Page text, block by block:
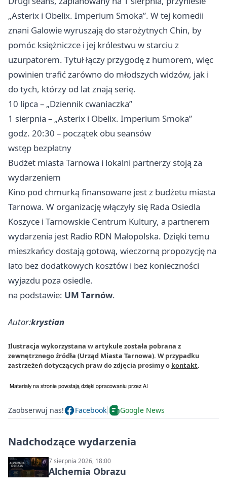
„Asterix i Obelix. Imperium Smoka”. W tej komedii
znani Galowie wyruszają do starożytnych Chin, by
pomóc księżniczce i jej królestwu w starciu z
uzurpatorem. Tytuł łączy przygodę z humorem, więc
powinien trafić zarówno do młodszych widzów, jak i
do tych, którzy od lat znają serię.
10 lipca – „Dziennik cwaniaczka”
1 sierpnia – „Asterix i Obelix. Imperium Smoka”
godz. 20:30 – początek obu seansów
wstęp bezpłatny
Budżet miasta Tarnowa i lokalni partnerzy stoją za
wydarzeniem
Kino pod chmurką finansowane jest z budżetu miasta
Tarnowa. W organizację włączyły się Rada Osiedla
Koszyce i Tarnowskie Centrum Kultury, a partnerem
wydarzenia jest Radio RDN Małopolska. Dzięki temu
mieszkańcy dostają gotową, wieczorną propozycję na
lato bez dodatkowych kosztów i bez konieczności
wyjazdu poza osiedle.
na podstawie: UM Tarnów.
Autor:krystian
Ilustracja wykorzystana w artykule została pobrana z
zewnętrznego źródła (Urząd Miasta Tarnowa). W przypadku
zastrzeżeń dotyczących praw do zdjęcia prosimy o kontakt.
Zaobserwuj nas! Facebook Google News
Nadchodzące wydarzenia
7 sierpnia 2026, 18:00
Alchemia Obrazu